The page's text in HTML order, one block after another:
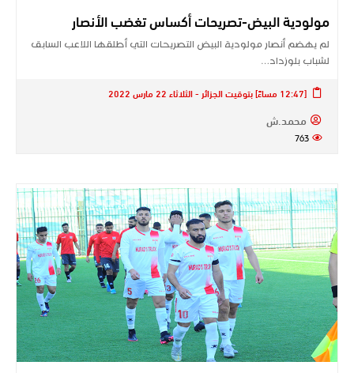
مولودية البيض-تصريحات أكساس تغضب الأنصار
لم يهضم أنصار مولودية البيض التصريحات التي أطلقها اللاعب السابق
لشباب بلوزداد…
[12:47 مساءً] بتوقيت الجزائر - الثلاثاء 22 مارس 2022
محمد.ش
763